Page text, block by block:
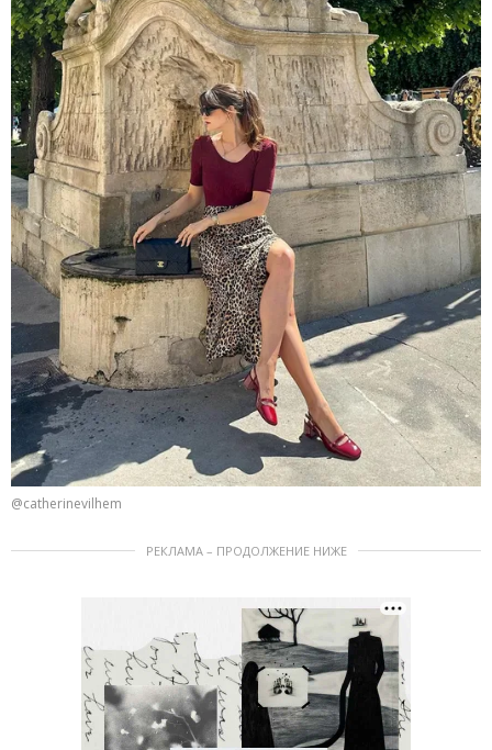
@catherinevilhem
РЕКЛАМА – ПРОДОЛЖЕНИЕ НИЖЕ